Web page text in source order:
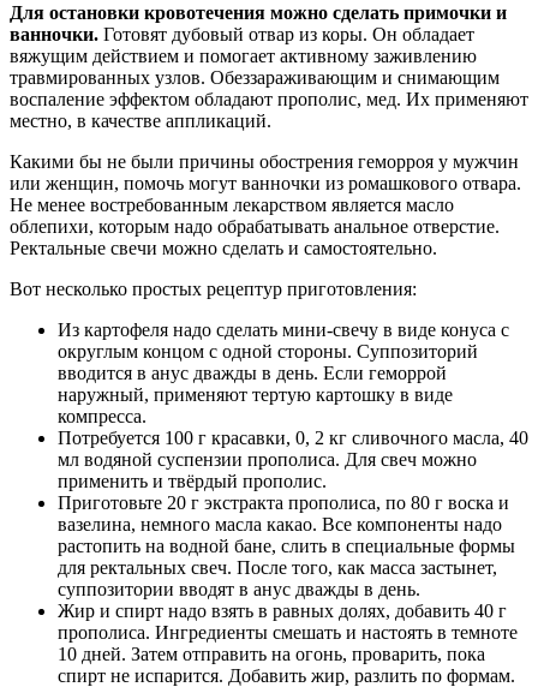
Для остановки кровотечения можно сделать примочки и
ванночки. Готовят дубовый отвар из коры. Он обладает
вяжущим действием и помогает активному заживлению
травмированных узлов. Обеззараживающим и снимающим
воспаление эффектом обладают прополис, мед. Их применяют
местно, в качестве аппликаций.
Какими бы не были причины обострения геморроя у мужчин
или женщин, помочь могут ванночки из ромашкового отвара.
Не менее востребованным лекарством является масло
облепихи, которым надо обрабатывать анальное отверстие.
Ректальные свечи можно сделать и самостоятельно.
Вот несколько простых рецептур приготовления:
Из картофеля надо сделать мини-свечу в виде конуса с
округлым концом с одной стороны. Суппозиторий
вводится в анус дважды в день. Если геморрой
наружный, применяют тертую картошку в виде
компресса.
Потребуется 100 г красавки, 0, 2 кг сливочного масла, 40
мл водяной суспензии прополиса. Для свеч можно
применить и твёрдый прополис.
Приготовьте 20 г экстракта прополиса, по 80 г воска и
вазелина, немного масла какао. Все компоненты надо
растопить на водной бане, слить в специальные формы
для ректальных свеч. После того, как масса застынет,
суппозитории вводят в анус дважды в день.
Жир и спирт надо взять в равных долях, добавить 40 г
прополиса. Ингредиенты смешать и настоять в темноте
10 дней. Затем отправить на огонь, проварить, пока
спирт не испарится. Добавить жир, разлить по формам.